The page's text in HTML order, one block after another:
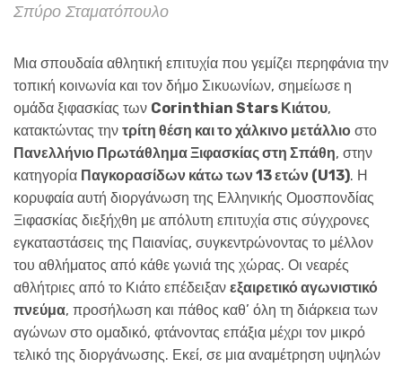
Σπύρο Σταματόπουλο
Μια σπουδαία αθλητική επιτυχία που γεμίζει περηφάνια την
τοπική κοινωνία και τον δήμο Σικυωνίων, σημείωσε η
ομάδα ξιφασκίας των Corinthian Stars Κιάτου,
κατακτώντας την τρίτη θέση και το χάλκινο μετάλλιο στο
Πανελλήνιο Πρωτάθλημα Ξιφασκίας στη Σπάθη, στην
κατηγορία Παγκορασίδων κάτω των 13 ετών (U13). Η
κορυφαία αυτή διοργάνωση της Ελληνικής Ομοσπονδίας
Ξιφασκίας διεξήχθη με απόλυτη επιτυχία στις σύγχρονες
εγκαταστάσεις της Παιανίας, συγκεντρώνοντας το μέλλον
του αθλήματος από κάθε γωνιά της χώρας. Οι νεαρές
αθλήτριες από το Κιάτο επέδειξαν εξαιρετικό αγωνιστικό
πνεύμα, προσήλωση και πάθος καθ’ όλη τη διάρκεια των
αγώνων στο ομαδικό, φτάνοντας επάξια μέχρι τον μικρό
τελικό της διοργάνωσης. Εκεί, σε μια αναμέτρηση υψηλών